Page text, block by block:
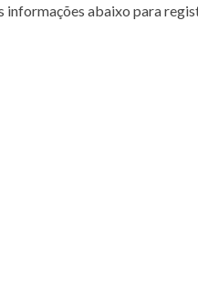
informações abaixo para